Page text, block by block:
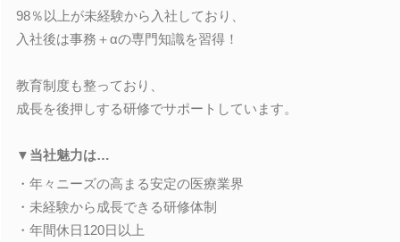
98％以上が未経験から入社しており、
入社後は事務＋αの専門知識を習得！
教育制度も整っており、
成長を後押しする研修でサポートしています。
▼当社魅力は…
・年々ニーズの高まる安定の医療業界
・未経験から成長できる研修体制
・年間休日120日以上